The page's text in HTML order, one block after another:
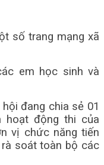
số trang mạng xã
em học sinh và
đang chia sẻ 01
hoạt động thi của
vị chức năng tiến
soát toàn bộ các